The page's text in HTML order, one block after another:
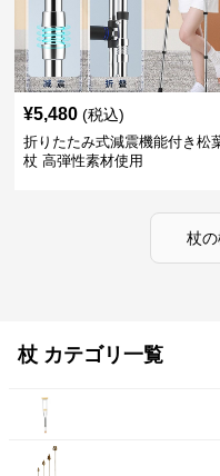
¥5,480 (税込)
折りたたみ式減震機能付き松
杖 高弾性素材使用
杖の
杖 カテゴリ一覧